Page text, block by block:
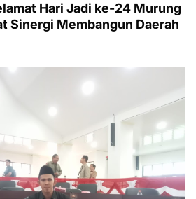
Hari Jadi ke-24 Murung
Sinergi Membangun Daerah